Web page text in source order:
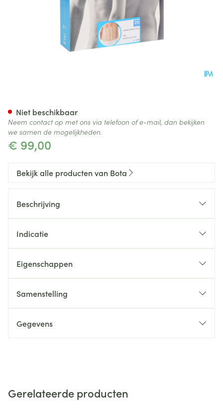
€ 99,00
Niet beschikbaar
Neem contact op met ons via telefoon of e-mail, dan bekijken
we samen de mogelijkheden.
Bekijk alle producten van Bota
Beschrijving
Indicatie
Eigenschappen
Samenstelling
Gegevens
Gerelateerde producten